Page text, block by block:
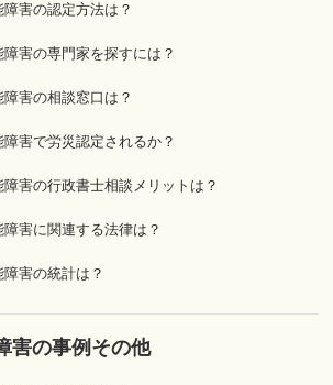
害の認定方法は？
害の専門家を探すには？
害の相談窓口は？
害で労災認定されるか？
害の行政書士相談メリットは？
害に関連する法律は？
害の統計は？
害の事例その他